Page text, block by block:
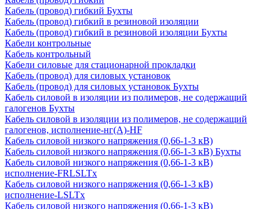
Кабель (провод) гибкий Бухты
Кабель (провод) гибкий в резиновой изоляции
Кабель (провод) гибкий в резиновой изоляции Бухты
Кабели контрольные
Кабель контрольный
Кабели силовые для стационарной прокладки
Кабель (провод) для силовых установок
Кабель (провод) для силовых установок Бухты
Кабель силовой в изоляции из полимеров, не содержащий
галогенов Бухты
Кабель силовой в изоляции из полимеров, не содержащий
галогенов, исполнение-нг(А)-HF
Кабель силовой низкого напряжения (0,66-1-3 кВ)
Кабель силовой низкого напряжения (0,66-1-3 кВ) Бухты
Кабель силовой низкого напряжения (0,66-1-3 кВ)
исполнение-FRLSLTx
Кабель силовой низкого напряжения (0,66-1-3 кВ)
исполнение-LSLTx
Кабель силовой низкого напряжения (0,66-1-3 кВ)